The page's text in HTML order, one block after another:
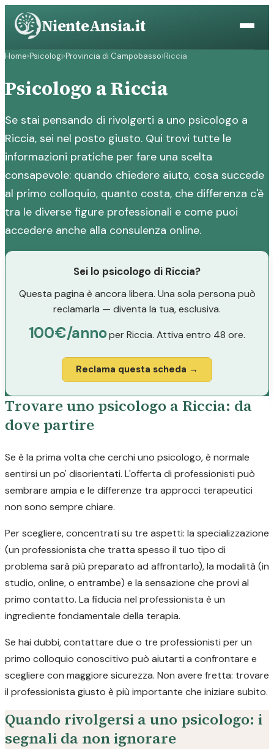
Vai
contenuto
NienteAnsia.it
Home›Psicologi›Provincia di Campobasso›Riccia
Psicologo a Riccia
Se stai pensando di rivolgerti a uno psicologo a
Riccia, sei nel posto giusto. Qui trovi tutte le
informazioni pratiche per fare una scelta
consapevole: quando chiedere aiuto, cosa succede
al primo colloquio, quanto costa, che differenza c'è
tra le diverse figure professionali e come puoi
accedere anche alla consulenza online.
Sei lo psicologo di Riccia?
Questa pagina è ancora libera. Una sola persona può
reclamarla — diventa la tua, esclusiva.
100€/annoper Riccia. Attiva entro 48 ore.
Reclama questa scheda →
Trovare uno psicologo a Riccia: da
dove partire
Se è la prima volta che cerchi uno psicologo, è normale
sentirsi un po' disorientati. L'offerta di professionisti può
sembrare ampia e le differenze tra approcci terapeutici
non sono sempre chiare.
Per scegliere, concentrati su tre aspetti: la specializzazione
(un professionista che tratta spesso il tuo tipo di
problema sarà più preparato ad affrontarlo), la modalità (in
studio, online, o entrambe) e la sensazione che provi al
primo contatto. La fiducia nel professionista è un
ingrediente fondamentale della terapia.
Se hai dubbi, contattare due o tre professionisti per un
primo colloquio conoscitivo può aiutarti a confrontare e
scegliere con maggiore sicurezza. Non avere fretta: trovare
il professionista giusto è più importante che iniziare subito.
Quando rivolgersi a uno psicologo: i
segnali da non ignorare